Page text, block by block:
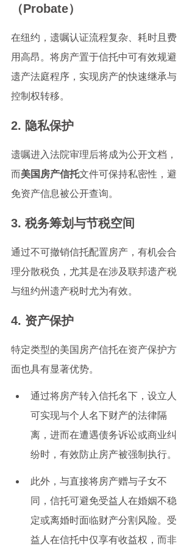
（Probate）
在纽约，遗嘱认证流程复杂、耗时且费
用高昂。将房产置于信托中可有效规避
遗产法庭程序，实现房产的快速继承与
控制权转移。
2. 隐私保护
遗嘱进入法院审理后将成为公开文档，
而美国房产信托文件可保持私密性，避
免资产信息被公开查询。
3. 税务筹划与节税空间
通过不可撤销信托配置房产，有机会合
理分散税负，尤其是在涉及联邦遗产税
与纽约州遗产税时尤为有效。
4. 资产保护
特定类型的美国房产信托在资产保护方
面也具有显著优势。
通过将房产转入信托名下，设立人
可实现与个人名下财产的法律隔
离，进而在遭遇债务诉讼或商业纠
纷时，有效防止房产被强制执行。
此外，与直接将房产赠与子女不
同，信托可避免受益人在婚姻不稳
定或离婚时面临财产分割风险。受
益人在信托中仅享有收益权，而非